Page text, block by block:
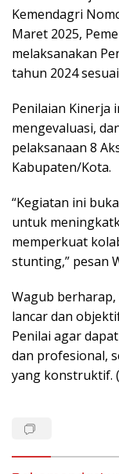
Kemendagri
Maret 2025,
melaksanakan
tahun 2024
Penilaian Kinerja
mengevaluasi,
pelaksanaan 8
Kabupaten/Kota.
“Kegiatan ini
untuk
memperkuat
stunting,” pesan
Wagub
lancar dan
Penilai agar
dan profesional,
yang konstruktif.